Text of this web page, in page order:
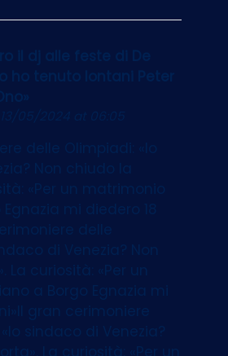
il dj alle feste di De
ho tenuto lontani Peter
05/2024 at 06:05
delle Olimpiadi: «Io
Non chiudo la
«Per un matrimonio
Egnazia mi diedero 18
delle
di Venezia? Non
La curiosità: «Per un
a Borgo Egnazia mi
gran cerimoniere
sindaco di Venezia?
La curiosità: «Per un